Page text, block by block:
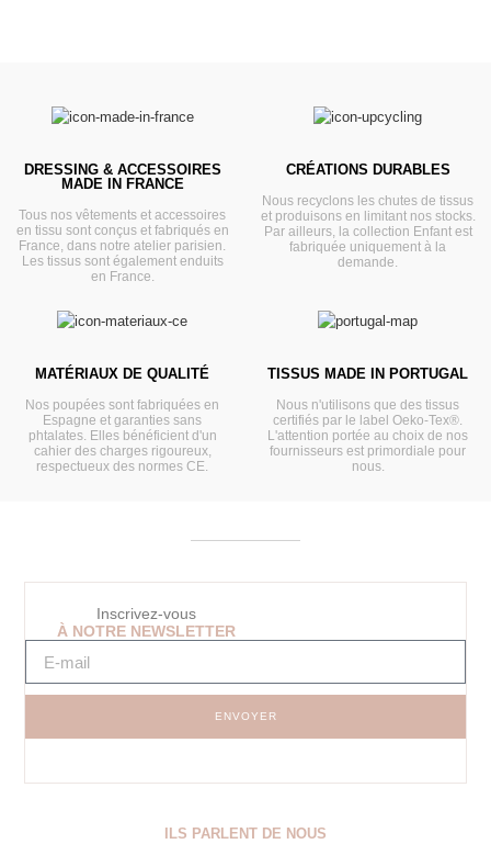
DRESSING & ACCESSOIRES
MADE IN FRANCE
Tous nos vêtements et accessoires
en tissu sont conçus et fabriqués en
France, dans notre atelier parisien.
Les tissus sont également enduits
en France.
CRÉATIONS DURABLES
Nous recyclons les chutes de tissus
et produisons en limitant nos stocks.
Par ailleurs, la collection Enfant est
fabriquée uniquement à la
demande.
MATÉRIAUX DE QUALITÉ
Nos poupées sont fabriquées en
Espagne et garanties sans
phtalates. Elles bénéficient d'un
cahier des charges rigoureux,
respectueux des normes CE.
TISSUS MADE IN PORTUGAL
Nous n'utilisons que des tissus
certifiés par le label Oeko-Tex®.
L'attention portée au choix de nos
fournisseurs est primordiale pour
nous.
Inscrivez-vous
À NOTRE NEWSLETTER
ENVOYER
ILS PARLENT DE NOUS